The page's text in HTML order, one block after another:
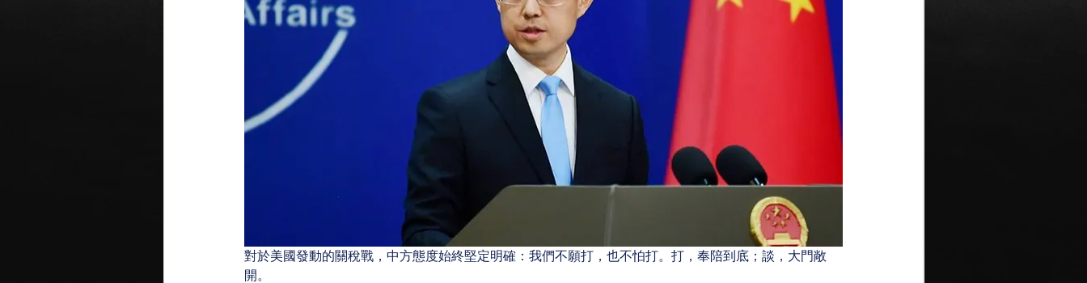
對於美國發動的關稅戰，中方態度始終堅定明確：我們不願打，也不怕打。打，奉陪到底；談，大門敞
開。